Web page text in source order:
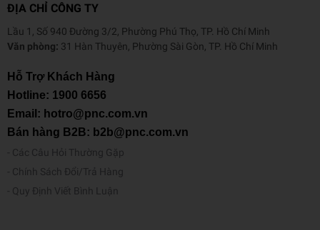
ĐỊA CHỈ CÔNG TY
Lầu 1, Số 940 Đường 3/2, Phường Phú Thọ, TP. Hồ Chí Minh
Văn phòng: 31 Hàn Thuyên, Phường Sài Gòn, TP. Hồ Chí Minh
Hỗ Trợ Khách Hàng
Hotline: 1900 6656
Email: hotro@pnc.com.vn
Bán hàng B2B: b2b@pnc.com.vn
Các Câu Hỏi Thường Gặp
Chính Sách Đổi/Trả Hàng
Quy Định Viết Bình Luận